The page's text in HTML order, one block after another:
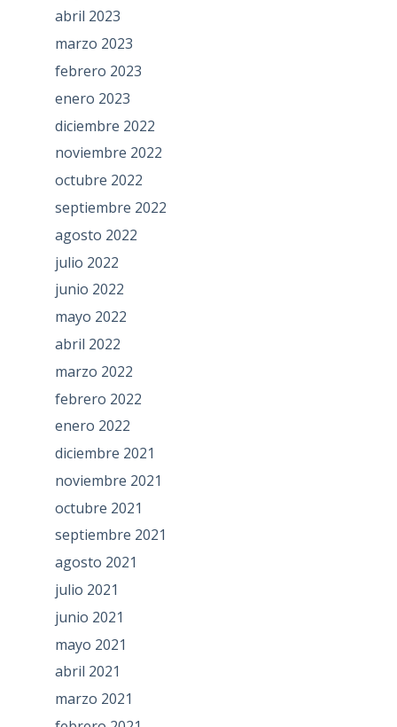
abril 2023
marzo 2023
febrero 2023
enero 2023
diciembre 2022
noviembre 2022
octubre 2022
septiembre 2022
agosto 2022
julio 2022
junio 2022
mayo 2022
abril 2022
marzo 2022
febrero 2022
enero 2022
diciembre 2021
noviembre 2021
octubre 2021
septiembre 2021
agosto 2021
julio 2021
junio 2021
mayo 2021
abril 2021
marzo 2021